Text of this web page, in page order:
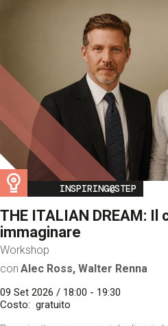
Image
INSPIRING@STEP
THE ITALIAN DREAM: Il
immaginare
Workshop
con Alec Ross, Walter Renna
09 Set 2026 / 18:00 - 19:30
Costo
gratuito